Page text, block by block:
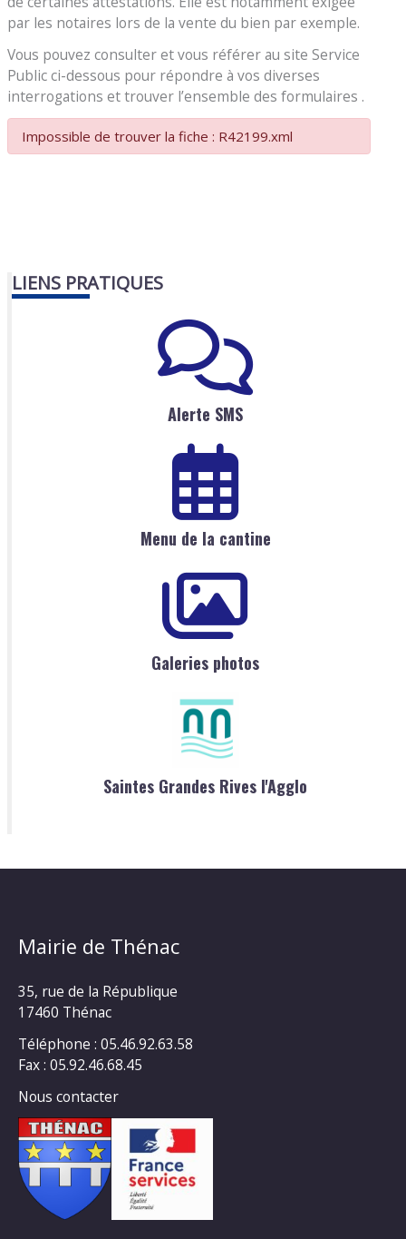
par les notaires lors de la vente du bien par exemple.
Vous pouvez consulter et vous référer au site Service
Public ci-dessous pour répondre à vos diverses
interrogations et trouver l’ensemble des formulaires .
Impossible de trouver la fiche : R42199.xml
LIENS PRATIQUES
Alerte SMS
Menu de la cantine
Galeries photos
Saintes Grandes Rives l'Agglo
Mairie de Thénac
35, rue de la République
17460 Thénac
Téléphone : 05.46.92.63.58
Fax : 05.92.46.68.45
Nous contacter